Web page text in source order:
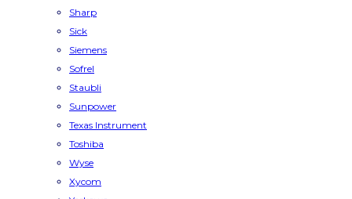
Sharp
Sick
Siemens
Sofrel
Staubli
Sunpower
Texas Instrument
Toshiba
Wyse
Xycom